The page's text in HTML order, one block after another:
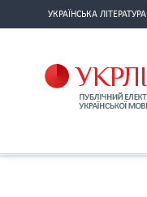
УКРАЇНСЬКА ЛІТЕРАТУРА